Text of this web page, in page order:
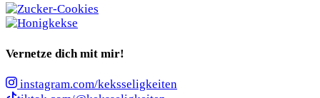
Vernetze dich mit mir!
instagram.com/keksseligkeiten